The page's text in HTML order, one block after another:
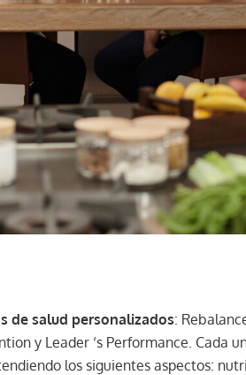
de salud personalizados:
y Leader ‘s Performance. Cada
los siguientes aspectos: